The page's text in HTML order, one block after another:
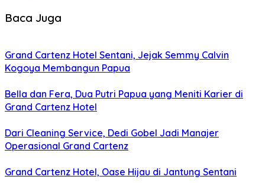
Baca Juga
Grand Cartenz Hotel Sentani, Jejak Semmy Calvin
Kogoya Membangun Papua
Bella dan Fera, Dua Putri Papua yang Meniti Karier di
Grand Cartenz Hotel
Dari Cleaning Service, Dedi Gobel Jadi Manajer
Operasional Grand Cartenz
Grand Cartenz Hotel, Oase Hijau di Jantung Sentani